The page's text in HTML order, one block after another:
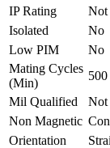
IP Rating
Not
Isolated
No
Low PIM
No
Mating Cycles
(Min)
500
Mil Qualified
Not
Non Magnetic
Orientation